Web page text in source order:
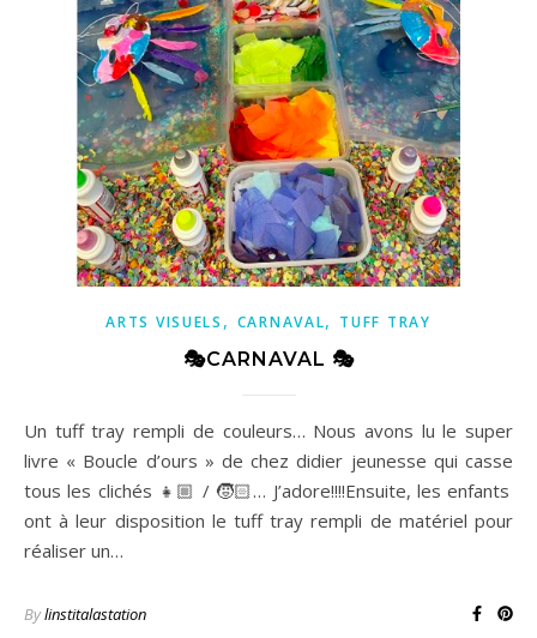
ARTS VISUELS , CARNAVAL, TUFF TRAY
🎭CARNAVAL 🎭
Un tuff tray rempli de couleurs… Nous avons lu le super
livre « Boucle d’ours » de chez didier jeunesse qui casse
tous les clichés 👧🏼 / 🧒🏻… J’adore!!!!Ensuite, les enfants
ont à leur disposition le tuff tray rempli de matériel pour
réaliser un…
Bylinstitalastation